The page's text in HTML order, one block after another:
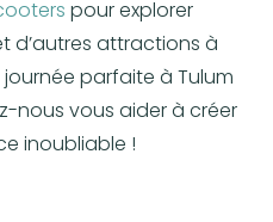
pour explorer
d’autres attractions à
parfaite à Tulum
nous vous aider à créer
inoubliable !